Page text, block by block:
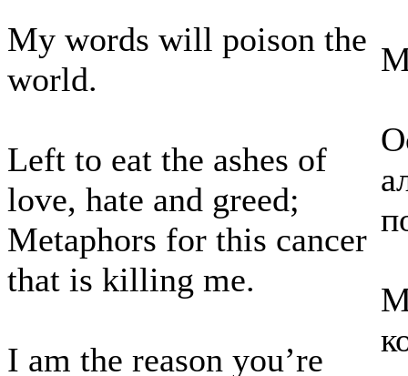
My words will poison the
world.
Left to eat the ashes of
love, hate and greed;
Metaphors for this cancer
that is killing me.
I am the reason you’re